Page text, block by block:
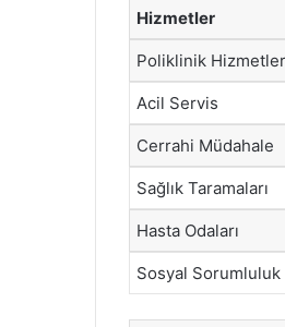
Hizmetler
Poliklinik
Acil Servis
Cerrahi Müdahale
Sağlık Taramaları
Hasta Odaları
Sosyal